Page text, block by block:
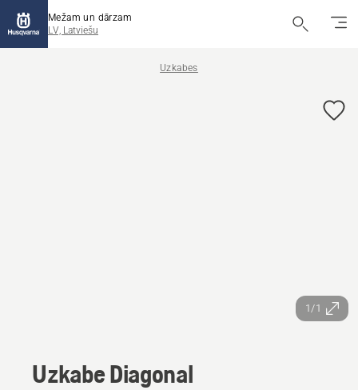
Mežam un dārzam
LV, Latviešu
Uzkabes
1/1
Uzkabe Diagonal